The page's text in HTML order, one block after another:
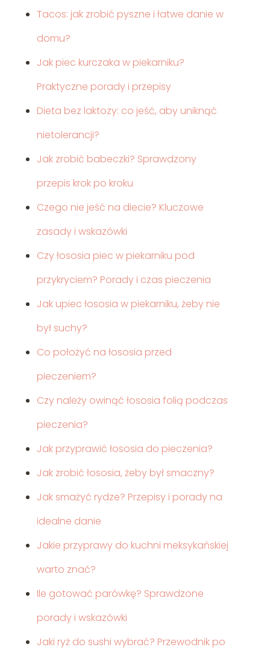
Tacos: jak zrobić pyszne i łatwe danie w
domu?
Jak piec kurczaka w piekarniku?
Praktyczne porady i przepisy
Dieta bez laktozy: co jeść, aby uniknąć
nietolerancji?
Jak zrobić babeczki? Sprawdzony
przepis krok po kroku
Czego nie jeść na diecie? Kluczowe
zasady i wskazówki
Czy łososia piec w piekarniku pod
przykryciem? Porady i czas pieczenia
Jak upiec łososia w piekarniku, żeby nie
był suchy?
Co położyć na łososia przed
pieczeniem?
Czy należy owinąć łososia folią podczas
pieczenia?
Jak przyprawić łososia do pieczenia?
Jak zrobić łososia, żeby był smaczny?
Jak smażyć rydze? Przepisy i porady na
idealne danie
Jakie przyprawy do kuchni meksykańskiej
warto znać?
Ile gotować parówkę? Sprawdzone
porady i wskazówki
Jaki ryż do sushi wybrać? Przewodnik po